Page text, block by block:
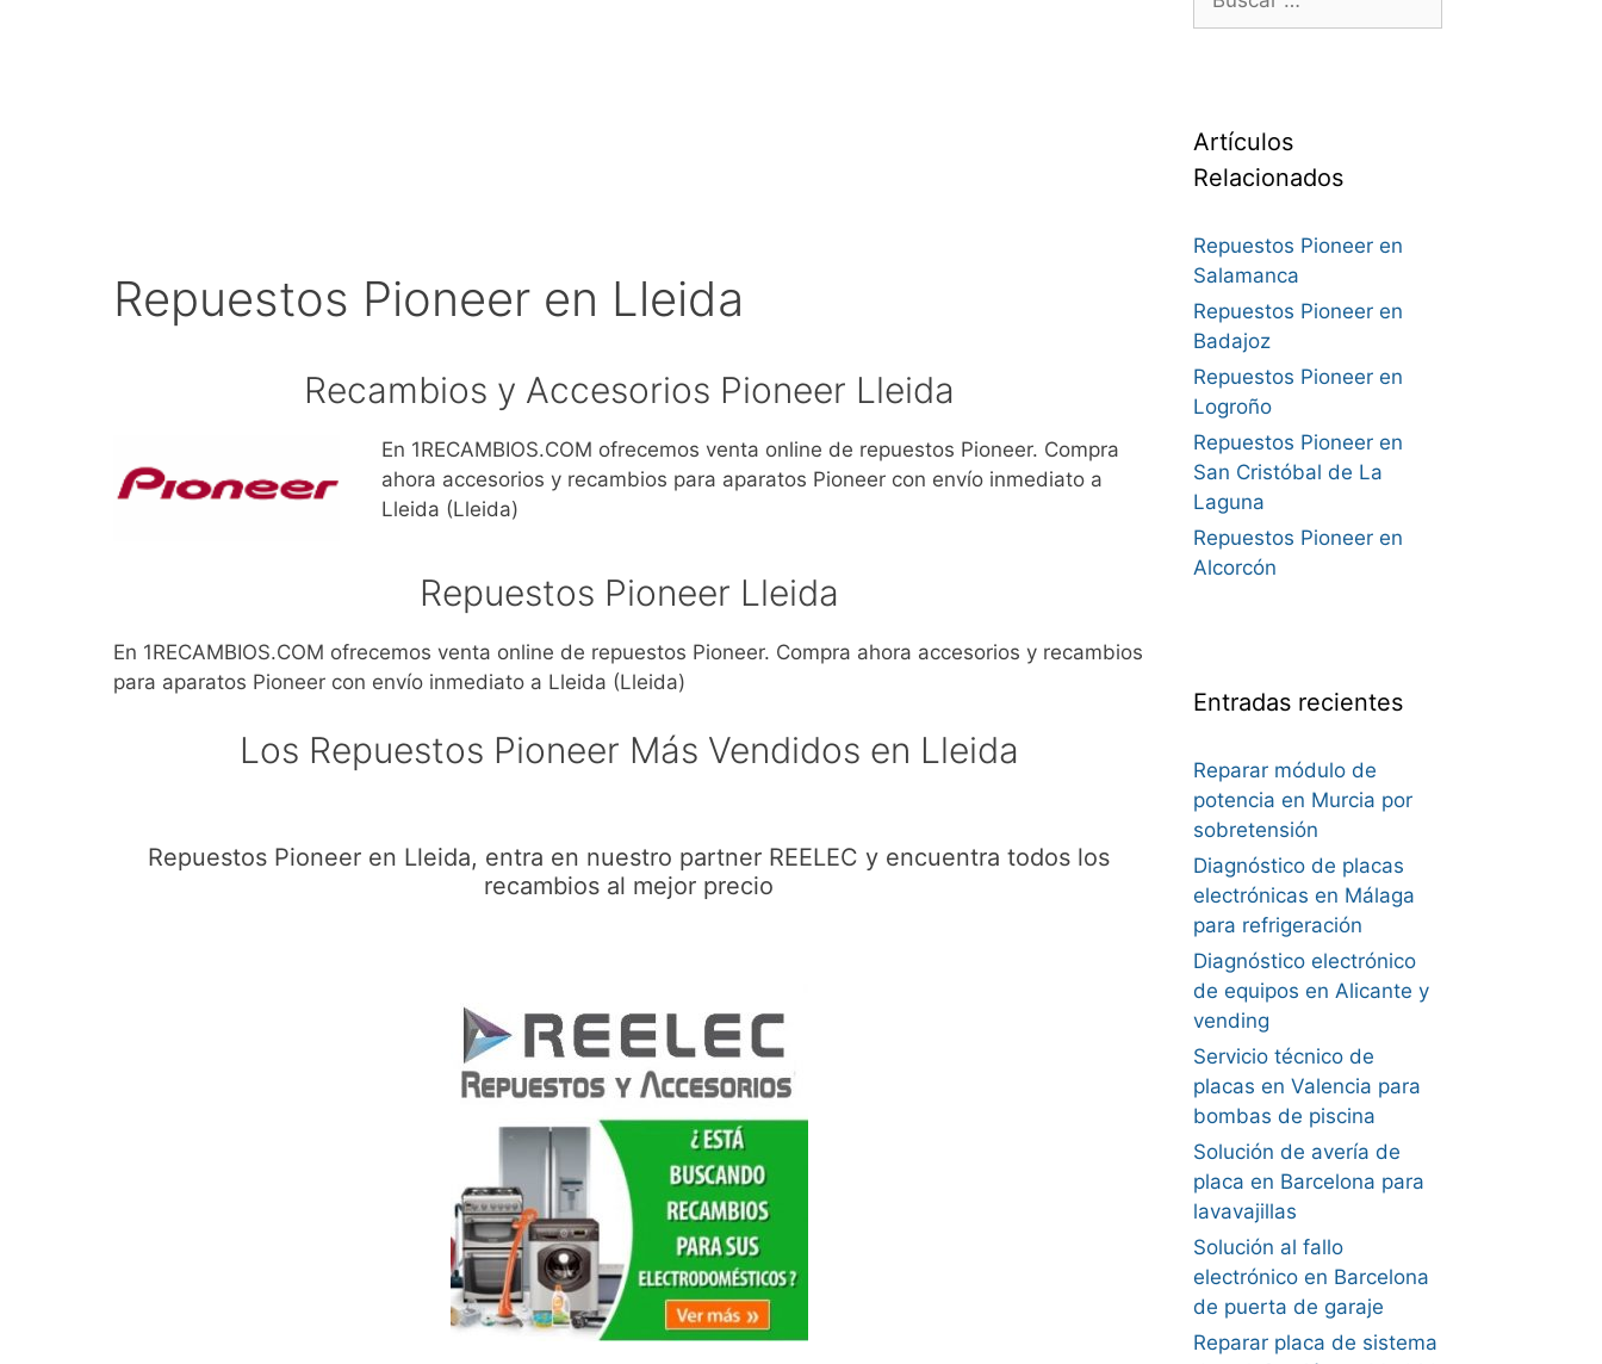
Repuestos Pioneer en Lleida
Recambios y Accesorios Pioneer Lleida
En 1RECAMBIOS.COM ofrecemos venta online de repuestos Pioneer. Compra
ahora accesorios y recambios para aparatos Pioneer con envío inmediato a
Lleida (Lleida)
Repuestos Pioneer Lleida
En 1RECAMBIOS.COM ofrecemos venta online de repuestos Pioneer. Compra ahora accesorios y recambios
para aparatos Pioneer con envío inmediato a Lleida (Lleida)
Los Repuestos Pioneer Más Vendidos en Lleida
Repuestos Pioneer en Lleida, entra en nuestro partner REELEC y encuentra todos los
recambios al mejor precio
Artículos
Relacionados
Repuestos Pioneer en
Salamanca
Repuestos Pioneer en
Badajoz
Repuestos Pioneer en
Logroño
Repuestos Pioneer en
San Cristóbal de La
Laguna
Repuestos Pioneer en
Alcorcón
Entradas recientes
Reparar módulo de
potencia en Murcia por
sobretensión
Diagnóstico de placas
electrónicas en Málaga
para refrigeración
Diagnóstico electrónico
de equipos en Alicante y
vending
Servicio técnico de
placas en Valencia para
bombas de piscina
Solución de avería de
placa en Barcelona para
lavavajillas
Solución al fallo
electrónico en Barcelona
de puerta de garaje
Reparar placa de sistema